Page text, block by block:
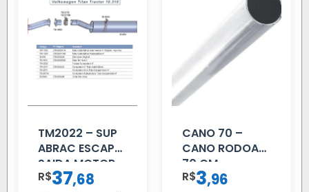
TM2022 – SUP
ABRAC ESCAP
SAIDA MOTOR
VW TITAN
R$37,68
CANO 70 –
CANO RODOAR
70 CM
R$3,96